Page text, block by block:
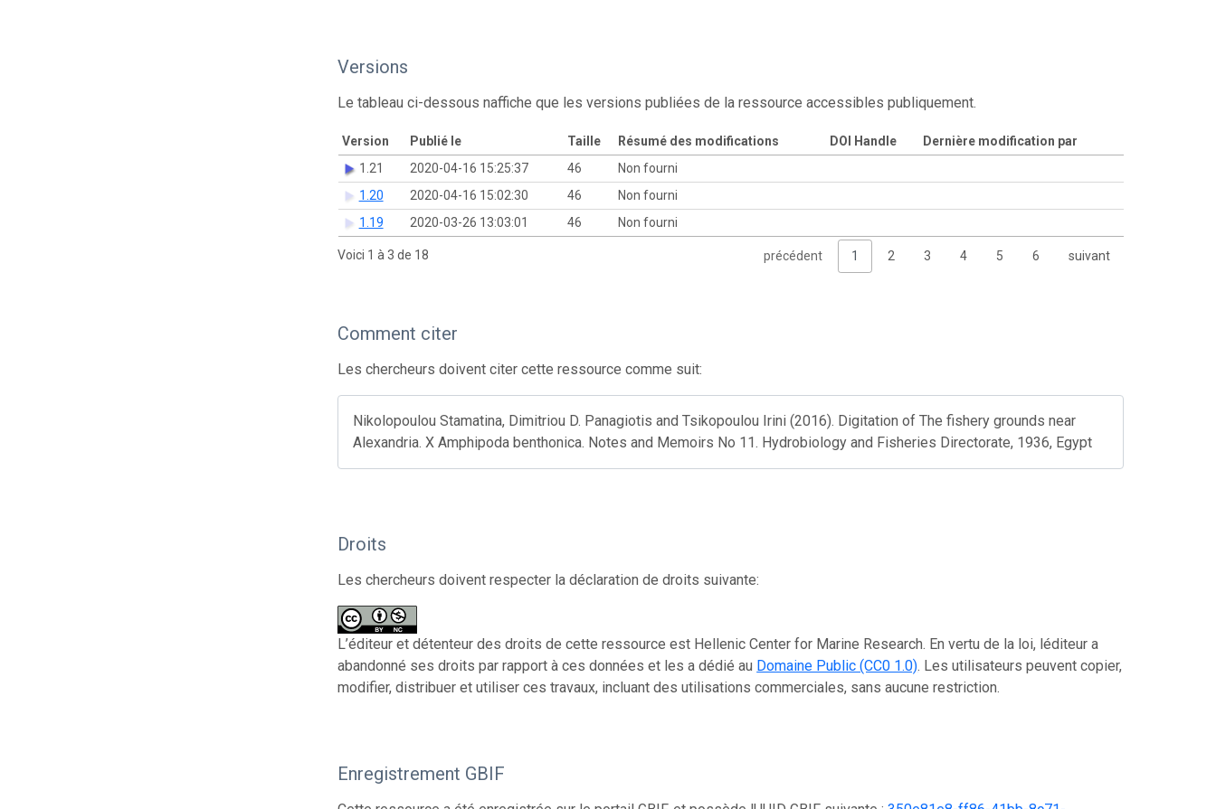
Versions
Le tableau ci-dessous naffiche que les versions publiées de la ressource accessibles publiquement.
Version Publié le Taille Résumé des modifications DOI Handle
Dernière modification par
1.21
2020-04-16 15:25:37 46
Non fourni
1.20
2020-04-16 15:02:30 46
Non fourni
1.19
2020-03-26 13:03:01 46 Non fourni
Voici 1 à 3 de 18 précédent 1 2 3 4 5 6 suivant
Comment citer
Les chercheurs doivent citer cette ressource comme suit:
Nikolopoulou Stamatina, Dimitriou D. Panagiotis and Tsikopoulou Irini (2016). Digitation of The fishery grounds near
Alexandria. X Amphipoda benthonica. Notes and Memoirs No 11. Hydrobiology and Fisheries Directorate, 1936, Egypt
Droits
Les chercheurs doivent respecter la déclaration de droits suivante:
L’éditeur et détenteur des droits de cette ressource est Hellenic Center for Marine Research. En vertu de la loi, léditeur a
abandonné ses droits par rapport à ces données et les a dédié au Domaine Public (CC0 1.0). Les utilisateurs peuvent copier,
modifier, distribuer et utiliser ces travaux, incluant des utilisations commerciales, sans aucune restriction.
Enregistrement GBIF